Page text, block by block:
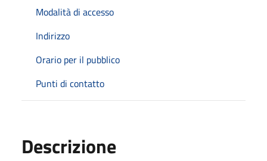
Modalità di accesso
Indirizzo
Orario per il pubblico
Punti di contatto
Descrizione